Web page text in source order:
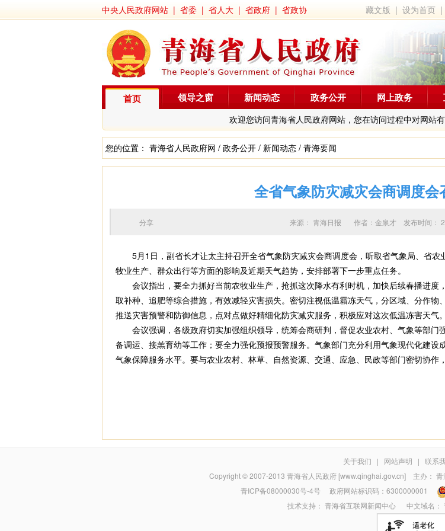
中央人民政府网站 | 省委 | 省人大 | 省政府 | 省政协 藏文版 |设为首页 |
首页
欢迎您访问青海省人民政府网站，您在访问过程中对网站
领导之窗 新闻动态 政务公开 网上政务
您的位置： 青海省人民政府网 / 政务公开 / 新闻动态 / 青海要闻
全省气象防灾减灾会商调度
来源： 青海日报 作者： 金泉才 发布时间：
分享
5月1日，副省长才让太主持召开全省气象防灾减灾会商调度会，听取省气象局、省农
牧业生产、群众出行等方面的影响及近期天气趋势，安排部署下一步重点任务。
会议指出，要全力抓好当前农牧业生产，抢抓这次降水有利时机，加快后续春播进度
取补种、追肥等综合措施，有效减轻灾害损失。密切注视低温霜冻天气，分区域、分作
推送灾害预警和防御信息，点对点做好精细化防灾减灾服务，积极应对这次低温冻害天气。
会议强调，各级政府切实加强组织领导，统筹会商研判，督促农业农村、气象等部门
备调运、接羔育幼等工作；要全力强化预报预警服务。气象部门充分利用气象现代化建
气象保障服务水平。要与农业农村、林草、自然资源、交通、应急、民政等部门密切协作
关于我们 | 网站声明 | 联系
Copyright © 2007-2013 青海省人民政府 [www.qinghai.gov.cn] 主办： 青
青ICP备08000030号-4号政府网站标识码：6300000001
技术支持： 青海省互联网新闻中心中文域名：